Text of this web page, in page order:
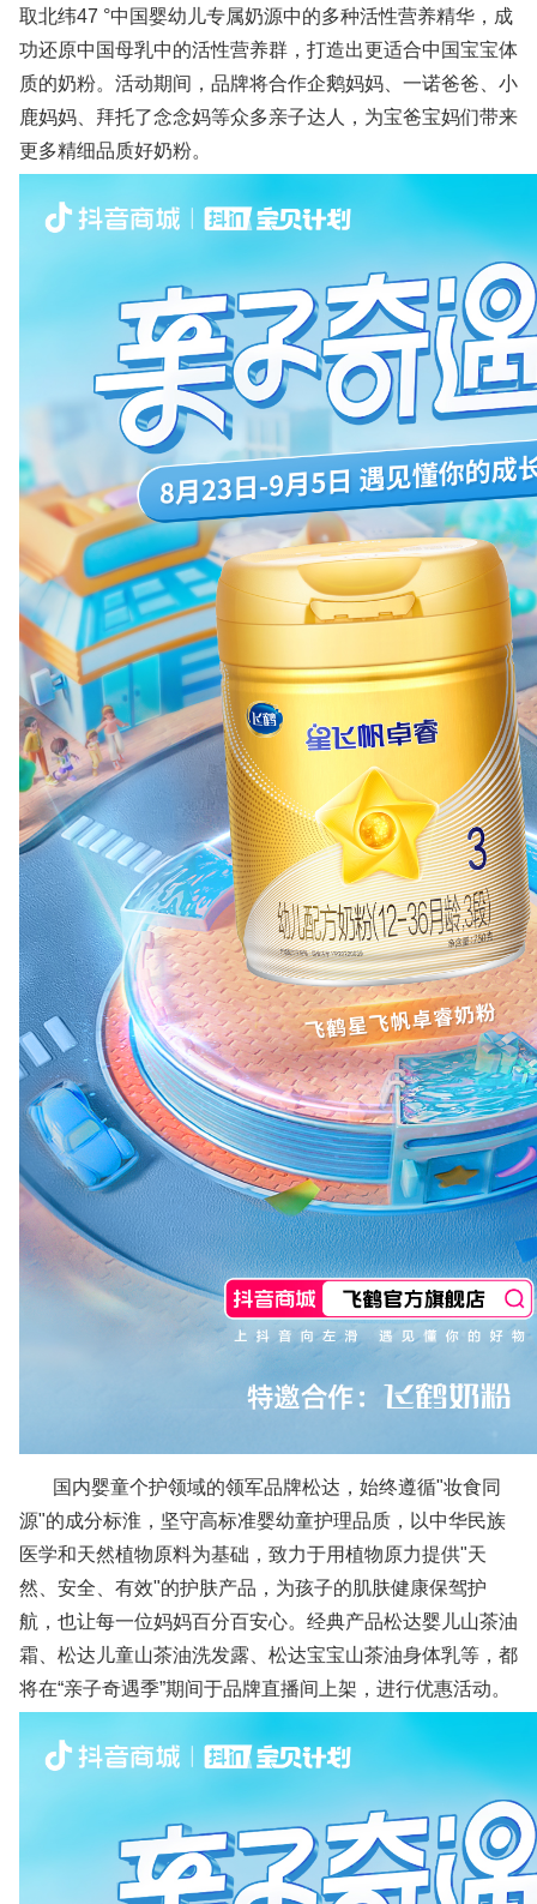
取北纬47 °中国婴幼儿专属奶源中的多种活性营养精华，成
功还原中国母乳中的活性营养群，打造出更适合中国宝宝体
质的奶粉。活动期间，品牌将合作企鹅妈妈、一诺爸爸、小
鹿妈妈、拜托了念念妈等众多亲子达人，为宝爸宝妈们带来
更多精细品质好奶粉。
国内婴童个护领域的领军品牌松达，始终遵循"妆食同
源"的成分标淮，坚守高标准婴幼童护理品质，以中华民族
医学和天然植物原料为基础，致力于用植物原力提供"天
然、安全、有效"的护肤产品，为孩子的肌肤健康保驾护
航，也让每一位妈妈百分百安心。经典产品松达婴儿山茶油
霜、松达儿童山茶油洗发露、松达宝宝山茶油身体乳等，都
将在“亲子奇遇季”期间于品牌直播间上架，进行优惠活动。